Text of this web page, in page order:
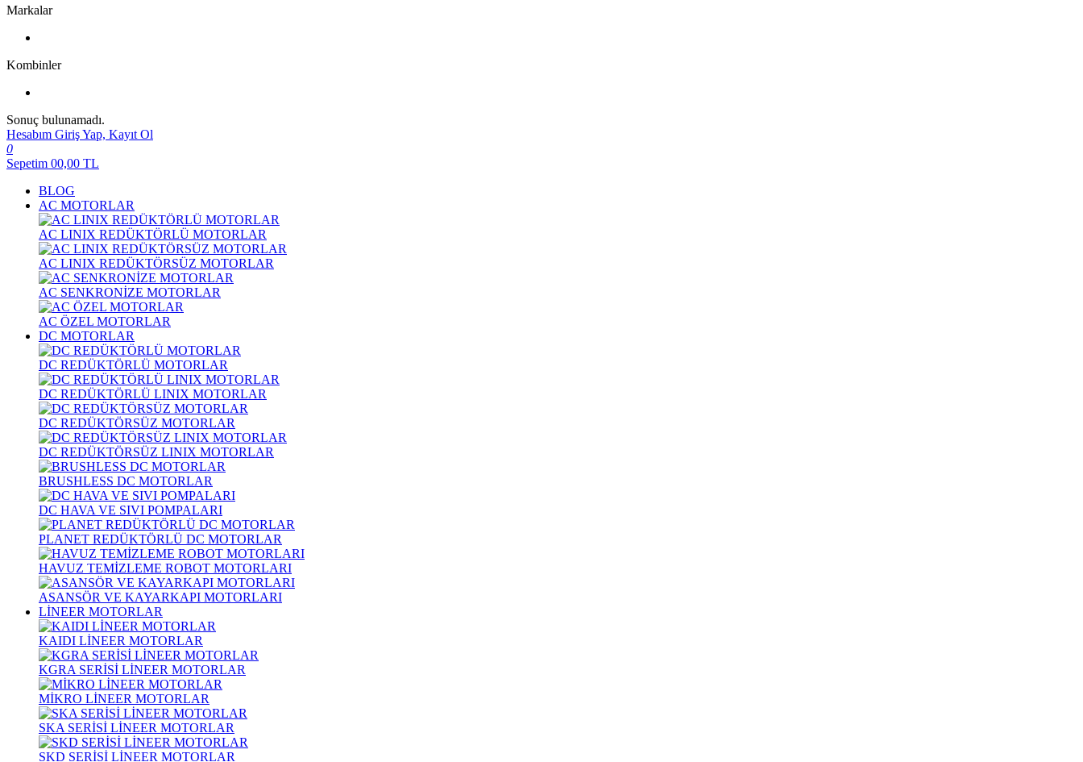
Markalar
Kombinler
Sonuç bulunamadı.
Hesabım Giriş Yap, Kayıt Ol
0
Sepetim 00,00 TL
BLOG
AC MOTORLAR
AC LINIX REDÜKTÖRLÜ MOTORLAR
AC LINIX REDÜKTÖRSÜZ MOTORLAR
AC SENKRONİZE MOTORLAR
AC ÖZEL MOTORLAR
DC MOTORLAR
DC REDÜKTÖRLÜ MOTORLAR
DC REDÜKTÖRLÜ LINIX MOTORLAR
DC REDÜKTÖRSÜZ MOTORLAR
DC REDÜKTÖRSÜZ LINIX MOTORLAR
BRUSHLESS DC MOTORLAR
DC HAVA VE SIVI POMPALARI
PLANET REDÜKTÖRLÜ DC MOTORLAR
HAVUZ TEMİZLEME ROBOT MOTORLARI
ASANSÖR VE KAYARKAPI MOTORLARI
LİNEER MOTORLAR
KAIDI LİNEER MOTORLAR
KGRA SERİSİ LİNEER MOTORLAR
MİKRO LİNEER MOTORLAR
SKA SERİSİ LİNEER MOTORLAR
SKD SERİSİ LİNEER MOTORLAR